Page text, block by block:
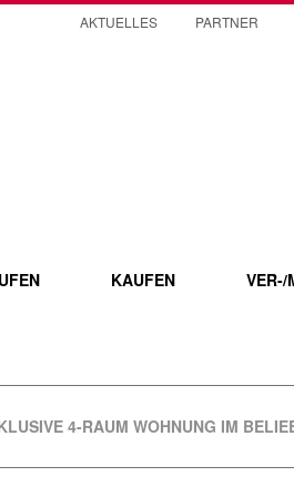
KAUFEN VER-/
AKTUELLES PARTNER
4-RAUM WOHNUNG IM